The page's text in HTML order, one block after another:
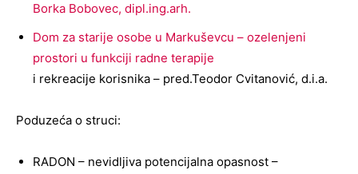
Borka Bobovec, dipl.ing.arh.
Dom za starije osobe u Markuševcu – ozelenjeni
prostori u funkciji radne terapije
i rekreacije korisnika – pred.Teodor Cvitanović, d.i.a.
Poduzeća o struci:
RADON – nevidljiva potencijalna opasnost –